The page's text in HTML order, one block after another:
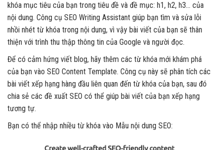
khóa mục tiêu của bạn trong tiêu đề và đề mục: h1, h2, h3… của
nội dung. Công cụ SEO Writing Assistant giúp bạn tìm và sửa lỗi
nhồi nhét từ khóa trong nội dung, vì vậy bài viết của bạn sẽ thân
thiện với trình thu thập thông tin của Google và người đọc.
Để có cảm hứng viết blog, hãy thêm các từ khóa mới khám phá
của bạn vào SEO Content Template. Công cụ này sẽ phân tích các
bài viết xếp hạng hàng đầu liên quan đến từ khóa của bạn, sau đó
chia sẻ các đề xuất SEO có thể giúp bài viết của bạn xếp hạng
tương tự.
Bạn có thể nhập nhiều từ khóa vào Mẫu nội dung SEO: